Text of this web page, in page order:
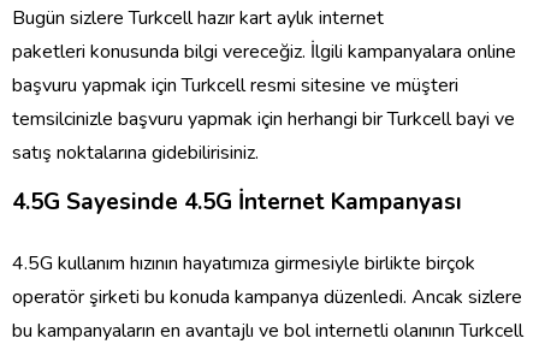
Bugün sizlere Turkcell hazır kart aylık internet
paketleri konusunda bilgi vereceğiz. İlgili kampanyalara online
başvuru yapmak için Turkcell resmi sitesine ve müşteri
temsilcinizle başvuru yapmak için herhangi bir Turkcell bayi ve
satış noktalarına gidebilirisiniz.
4.5G Sayesinde 4.5G İnternet Kampanyası
4.5G kullanım hızının hayatımıza girmesiyle birlikte birçok
operatör şirketi bu konuda kampanya düzenledi. Ancak sizlere
bu kampanyaların en avantajlı ve bol internetli olanının Turkcell